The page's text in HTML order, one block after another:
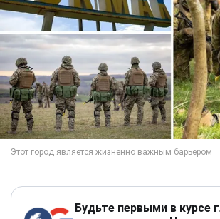
Будьте первыми в курсе